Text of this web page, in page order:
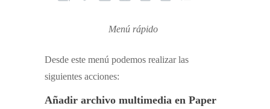
Menú rápido
Desde este menú podemos realizar las
siguientes acciones:
Añadir archivo multimedia en Paper